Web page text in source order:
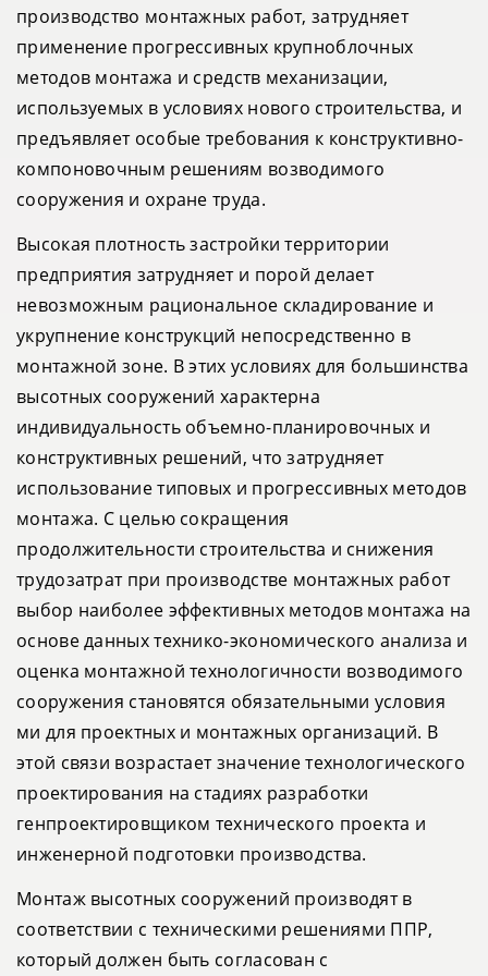
производство монтажных работ, затрудняет
применение прогрессивных крупноблочных
методов монтажа и средств механизации,
используемых в условиях нового строительства, и
предъявляет особые требования к конструктивно-
компоновочным решениям возводимого
сооружения и охране труда.
Высокая плотность застройки территории
предприятия затрудняет и порой делает
невозможным рациональное складирование и
укрупнение конструкций непосредственно в
монтажной зоне. В этих условиях для большинства
высотных сооружений характерна
индивидуальность объемно-планировочных и
конструктивных решений, что затрудняет
использование типовых и прогрессивных методов
монтажа. С целью сокращения
продолжительности строительства и снижения
трудозатрат при производстве монтажных работ
выбор наиболее эффективных методов монтажа на
основе данных технико-экономического анализа и
оценка монтажной технологичности возводимого
сооружения становятся обязательными условия
ми для проектных и монтажных организаций. В
этой связи возрастает значение технологического
проектирования на стадиях разработки
генпроектировщиком технического проекта и
инженерной подготовки производства.
Монтаж высотных сооружений производят в
соответствии с техническими решениями ППР,
который должен быть согласован с